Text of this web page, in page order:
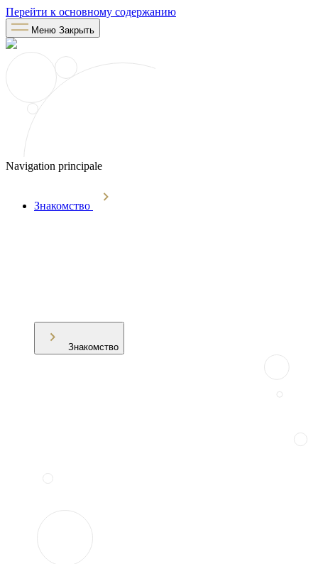
Перейти к основному содержанию
Меню Закрыть
Navigation principale
Знакомство
Знакомство